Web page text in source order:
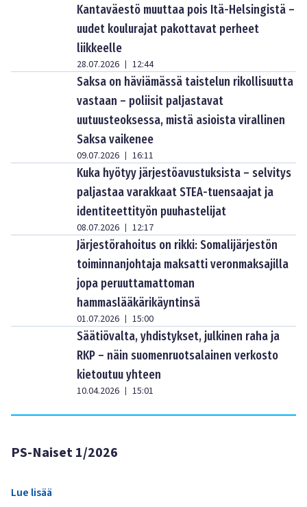
Kantaväestö muuttaa pois Itä-Helsingistä –
uudet koulurajat pakottavat perheet
liikkeelle
28.07.2026 | 12:44
Saksa on häviämässä taistelun rikollisuutta
vastaan – poliisit paljastavat
uutuusteoksessa, mistä asioista virallinen
Saksa vaikenee
09.07.2026 | 16:11
Kuka hyötyy järjestöavustuksista – selvitys
paljastaa varakkaat STEA-tuensaajat ja
identiteettityön puuhastelijat
08.07.2026 | 12:17
Järjestörahoitus on rikki: Somalijärjestön
toiminnanjohtaja maksatti veronmaksajilla
jopa peruuttamattoman
hammaslääkärikäyntinsä
01.07.2026 | 15:00
Säätiövalta, yhdistykset, julkinen raha ja
RKP – näin suomenruotsalainen verkosto
kietoutuu yhteen
10.04.2026 | 15:01
PS-Naiset 1/2026
Lue lisää